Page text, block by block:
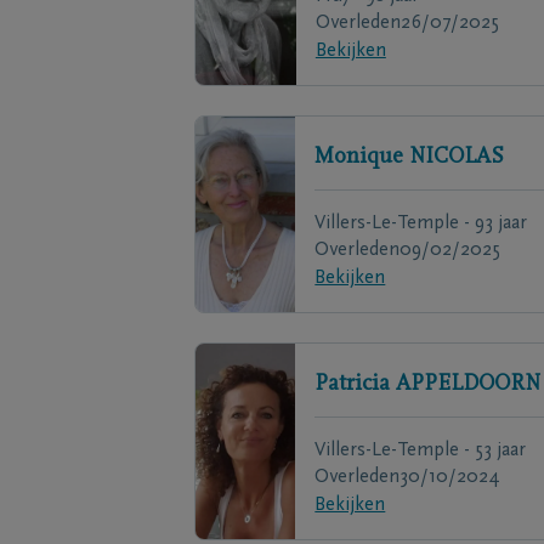
Overleden26/07/2025
Bekijken
Monique NICOLAS
Villers-Le-Temple - 93 jaar
Overleden09/02/2025
Bekijken
Patricia APPELDOORN
Villers-Le-Temple - 53 jaar
Overleden30/10/2024
Bekijken